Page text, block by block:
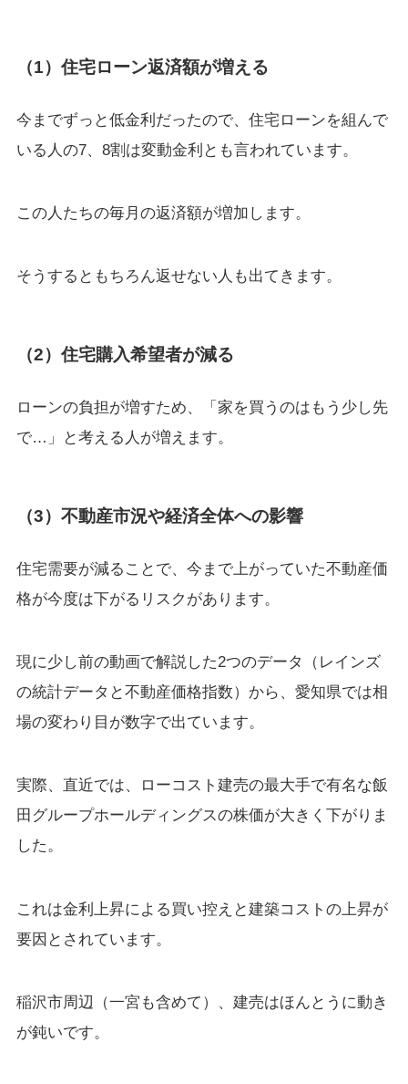
（1）住宅ローン返済額が増える
今までずっと低金利だったので、住宅ローンを組んで
いる人の7、8割は変動金利とも言われています。
この人たちの毎月の返済額が増加します。
そうするともちろん返せない人も出てきます。
（2）住宅購入希望者が減る
ローンの負担が増すため、「家を買うのはもう少し先
で…」と考える人が増えます。
（3）不動産市況や経済全体への影響
住宅需要が減ることで、今まで上がっていた不動産価
格が今度は下がるリスクがあります。
現に少し前の動画で解説した2つのデータ（レインズ
の統計データと不動産価格指数）から、愛知県では相
場の変わり目が数字で出ています。
実際、直近では、ローコスト建売の最大手で有名な飯
田グループホールディングスの株価が大きく下がりま
した。
これは金利上昇による買い控えと建築コストの上昇が
要因とされています。
稲沢市周辺（一宮も含めて）、建売はほんとうに動き
が鈍いです。